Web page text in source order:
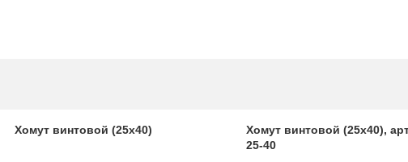
Хомут винтовой (25х40)
Хомут винтовой (25х40),
25-40